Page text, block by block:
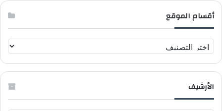
أقسام الموقع
ق
س
م
الأرشيف